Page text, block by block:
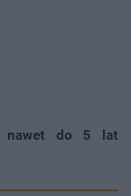
nawet do 5 lat